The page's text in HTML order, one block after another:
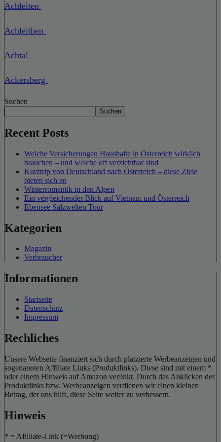
Achleiten
Achleithen
Achtal
Ackersberg
Suchen
Suchen
Recent Posts
Welche Versicherungen Haushalte in Österreich wirklich
brauchen – und welche oft verzichtbar sind
Kurztrip von Deutschland nach Österreich – diese Ziele
bieten sich an
Winterromantik in den Alpen
Ein vergleichender Blick auf Vietnam und Österreich
Ebensee Salzwelten Tour
Kategorien
Magazin
Verbraucher
Informationen
Startseite
Datenschutz
Impressum
Rechliches
Unsere Webseite finanziert sich durch platzierte Werbeanzeigen und
sogenannten Affiliate Links (Produktlinks). Diese sind mit einem *
oder einem Hinweis auf Amazon verlinkt. Durch das Anklicken der
Produktlinks bzw. Werbeanzeigen verdienen wir einen kleinen
Betrag, der uns hilft, diese Seite weiter zu verbessern.
Hinweis
* = Afilliate-Link (=Werbung)